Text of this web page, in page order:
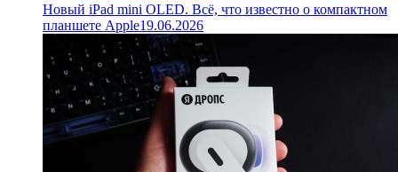
Новый iPad mini OLED. Всё, что известно о компактном
планшете Apple19.06.2026